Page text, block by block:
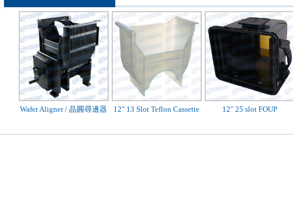
Wafer Aligner / 晶圓尋邊器 12" 13 Slot Teflon Cassette 12" 25 slot FOUP